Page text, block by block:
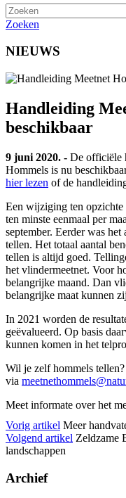
Zoeken
NIEUWS
Handleiding
beschikbaar
9 juni 2020. - De officiële
Hommels is nu
hier lezen of de
Een wijziging ten opzichte
ten minste eenmaal per
september. Eerder was
tellen. Het totaal aantal
tellen is altijd goed.
het vlindermeetnet. Voor
belangrijke maand. Dan
belangrijke maat kunnen
In 2021 worden de
geëvalueerd. Op basis
kunnen komen in het
Wil je zelf hommels
via
Meet informate over het
Vorig artikel Meer
Volgend artikel Zeldzame
landschappen
Archief